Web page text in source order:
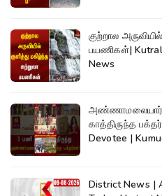
குற்றால
பயணிகள்|
News
அண்ணாமலையார்
காத்திருந்த
Devotee |
District News |